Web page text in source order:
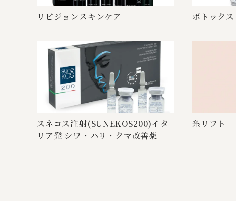
リビジョンス キ ン ケ ア ボ ト ッ ク ス
スネコス注射(SUNEKOS200)イタ
リア発 シワ・ハリ・ク マ 改 善 薬
糸 リ フ ト